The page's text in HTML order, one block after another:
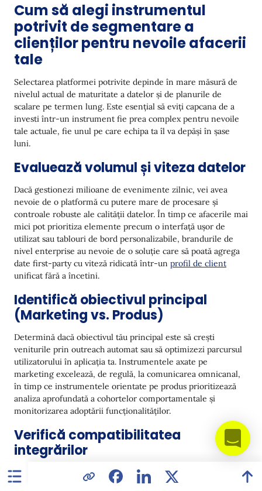
Cum să alegi instrumentul
potrivit de segmentare a
clienților pentru nevoile afacerii
tale
Selectarea platformei potrivite depinde în mare măsură de
nivelul actual de maturitate a datelor și de planurile de
scalare pe termen lung. Este esențial să eviți capcana de a
investi într-un instrument fie prea complex pentru nevoile
tale actuale, fie unul pe care echipa ta îl va depăși în șase
luni.
Evaluează volumul și viteza datelor
Dacă gestionezi milioane de evenimente zilnic, vei avea
nevoie de o platformă cu putere mare de procesare și
controale robuste ale calității datelor. În timp ce afacerile mai
mici pot prioritiza elemente precum o interfață ușor de
utilizat sau tablouri de bord personalizabile, brandurile de
nivel enterprise au nevoie de o soluție care să poată agrega
date first-party cu viteză ridicată într-un profil de client
unificat fără a încetini.
Identifică obiectivul principal
(Marketing vs. Produs)
Determină dacă obiectivul tău principal este să crești
veniturile prin outreach automat sau să optimizezi parcursul
utilizatorului în aplicația ta. Instrumentele axate pe
marketing excelează, de regulă, la comunicarea omnicanal,
în timp ce instrumentele orientate pe produs prioritizează
analiza aprofundată a cohortelor comportamentale și
monitorizarea adoptării funcționalităților.
Verifică compatibilitatea
integrărilor
Motorul tău de segmentare este la fel de eficient precum
datele care îl alimentează. Asigură-te că instrumentul se